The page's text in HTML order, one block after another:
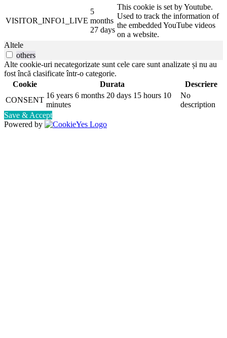
VISITOR_INFO1_LIVE
5
months
27 days
This cookie is set by Youtube.
Used to track the information of
the embedded YouTube videos
on a website.
Altele
others
Alte cookie-uri necategorizate sunt cele care sunt analizate și nu au
fost încă clasificate într-o categorie.
Cookie
Durata
Descriere
CONSENT
16 years 6 months 20 days 15 hours 10
minutes
No
description
Save & Accept
Powered by